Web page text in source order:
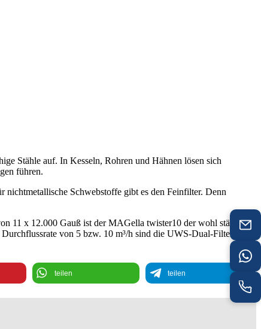
Stähle auf. In Kesseln, Rohren und Hähnen lösen sich
führen.
Schwebstoffe gibt es den Feinfilter. Denn
11 x 12.000 Gauß ist der MAGella twister10 der wohl stärkste
von 5 bzw. 10 m³/h sind die UWS-Dual-Filter für
teilen teilen